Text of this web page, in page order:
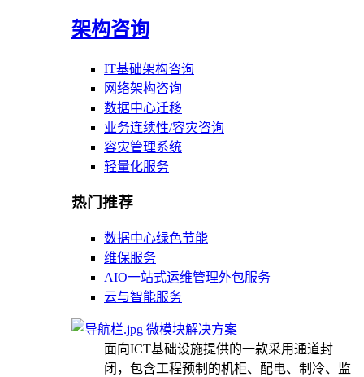
架构咨询
IT基础架构咨询
网络架构咨询
数据中心迁移
业务连续性/容灾咨询
容灾管理系统
轻量化服务
热门推荐
数据中心绿色节能
维保服务
AIO一站式运维管理外包服务
云与智能服务
微模块解决方案
面向ICT基础设施提供的一款采用通道封
闭，包含工程预制的机柜、配电、制冷、监